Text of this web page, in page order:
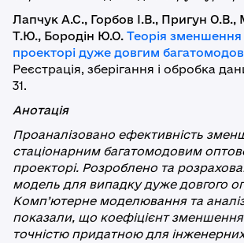
Лапчук А.С., Горбов І.В., Пригун
Т.Ю., Бородін Ю.О. Теорія
проекторі дуже довгим
Реєстрація, зберігання і обробка
31.
Анотація
Проаналізовано ефективність
стаціонарним багатомодовим
проекторі. Розроблено та
модель для випадку дуже довгого
Комп’ютерне моделювання та
показали, що коефіцієнт
точністю придатною для